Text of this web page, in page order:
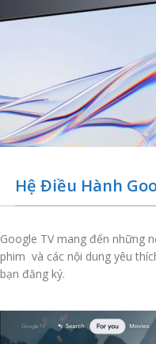
Hệ Điều Hành
Google TV mang đến những
phim và các nội dung yêu
bạn đăng ký.